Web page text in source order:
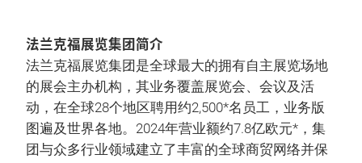
法兰克福展览集团简介
法兰克福展览集团是全球最大的拥有自主展览场地
的展会主办机构，其业务覆盖展览会、会议及活
动，在全球28个地区聘用约2,500*名员工，业务版
图遍及世界各地。2024年营业额约7.8亿欧元*，集
团与众多行业领域建立了丰富的全球商贸网络并保